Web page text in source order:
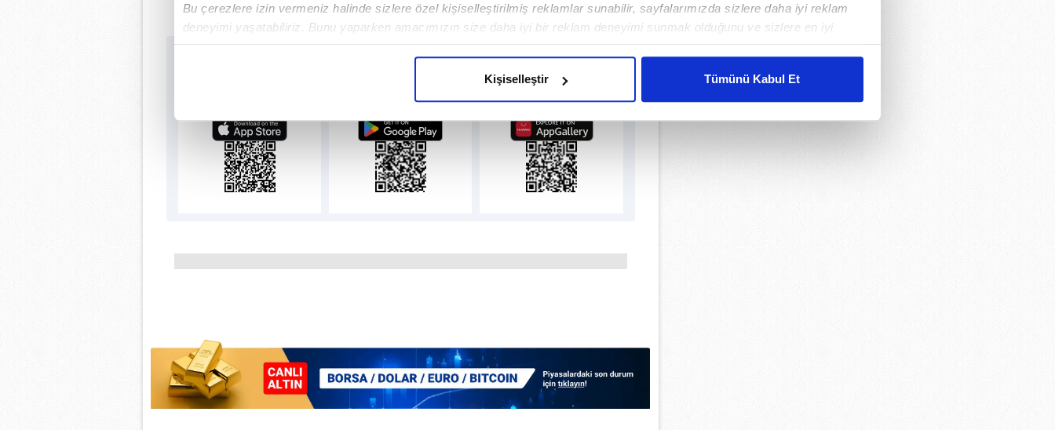
Bu çerezlere izin vermeniz halinde sizlere özel kişiselleştirilmiş reklamlar sunabilir, sayfalarımızda sizlere daha iyi reklam
deneyimi yaşatabiliriz. Bunu yaparken amacımızın size daha iyi bir reklam deneyimi sunmak olduğunu ve sizlere en iyi
içerikleri sunabilmek adına elimizden gelen çabayı gösterdiğimizi ve bu noktada, reklamların maliyetlerimizi karşılamak
Her halükârda, kullanıcılar, bu çerezlere izin vermedikleri takdirde, kullanıcılara hedefli reklamlar gösterilmeyecektir."
Sizlere daha iyi bir hizmet sunabilmek için İnternet Sitemizde kendimize ve üçüncü kişilere ait çerezler kullanılmaktadır. Bu
çerezler vasıtasıyla çeşitli kişisel verileriniz işlenmekte olup gerekli olan çerezler bilgi toplumu hizmetlerinin sunulması
amacıyla kullanılmaktadır. Diğer çerezler, sitemizin daha işlevsel kılınması ve kişiselleştirilmesi ve sizlere yönelik
reklam/pazarlama faaliyetlerinin yapılması, amaçlarıyla sınırlı olarak açık rızanız dahilinde kullanılacaktır.
butonuna tıklayabilir,Çerez Bilgilendirme Metnimiziziyaret edebilirsiniz.
Kişiselleştir Tümünü Kabul Et
Sabah.com.tr Uygulamamızı İndirin